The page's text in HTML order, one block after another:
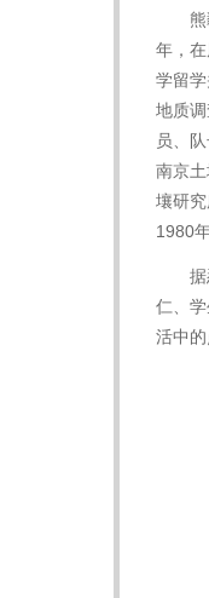
年，
学留
地质
员、
南京
壤研
1980
仁、
活中